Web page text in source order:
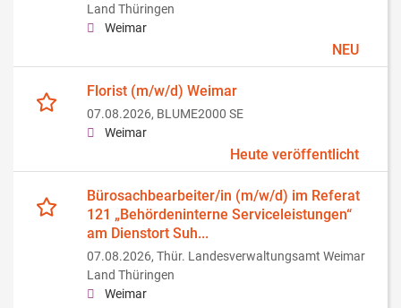
Land Thüringen
Weimar
NEU
Florist (m/w/d) Weimar
07.08.2026, BLUME2000 SE
Weimar
Heute veröffentlicht
Bürosachbearbeiter/in (m/w/d) im Referat
121 „Behördeninterne Serviceleistungen“
am Dienstort Suh...
07.08.2026, Thür. Landesverwaltungsamt Weimar
Land Thüringen
Weimar